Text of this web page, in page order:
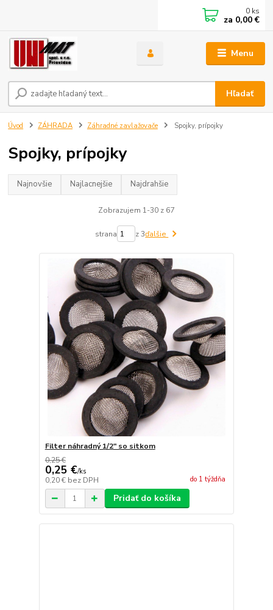
Menu
Hľadať
0 ks
za 0,00 €
Úvod ZÁHRADA Záhradné zavlažovače Spojky, prípojky
Spojky, prípojky
Najnovšie Najlacnejšie Najdrahšie
Zobrazujem 1-30 z 67
strana z 3ďalšie
Filter náhradný 1/2" so sitkom
0,25 €
0,25 €/ks
0,20 € bez DPH do 1 týždňa
Pridať do košíka